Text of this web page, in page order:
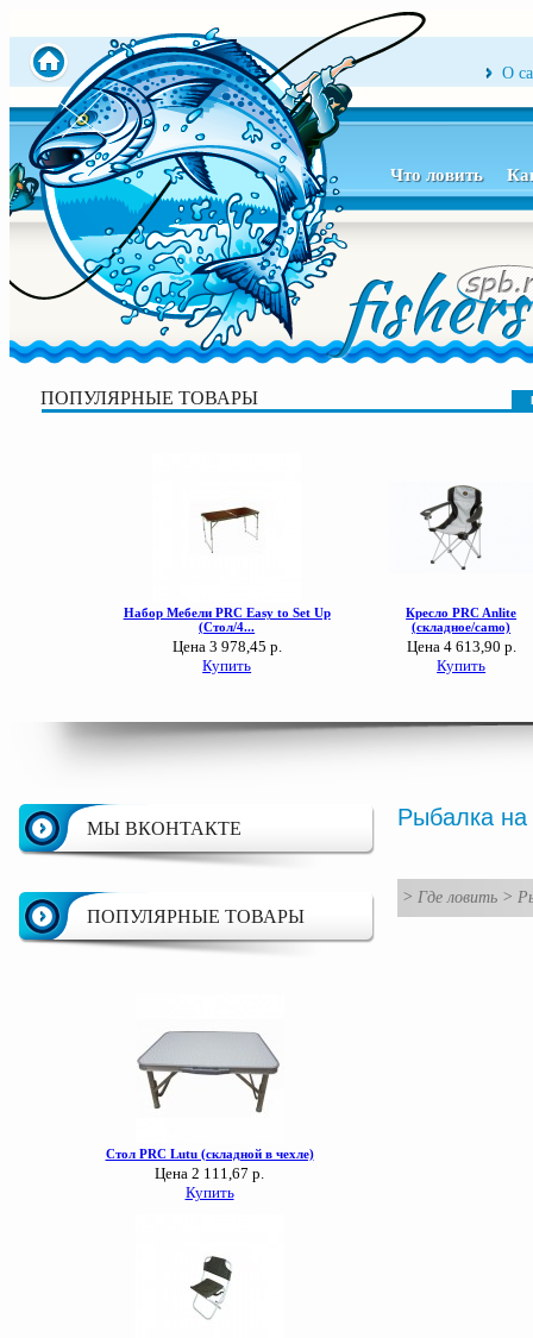
О
Что ловить
ПОПУЛЯРНЫЕ ТОВАРЫ
МЫ ВКОНТАКТЕ
ПОПУЛЯРНЫЕ ТОВАРЫ
Рыбалка на
> Где ловить >